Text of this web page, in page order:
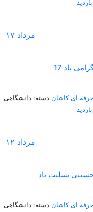
۱۷ مرداد
گرامی باد
ای کاشان دسته: دانشگاهی
۱۲ مرداد
تسلیت باد
ای کاشان دسته: دانشگاهی